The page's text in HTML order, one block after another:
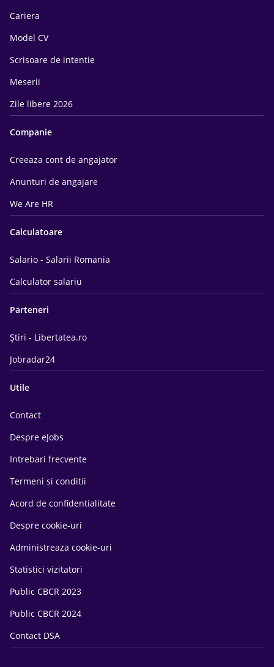
Cariera
Model CV
Scrisoare de intentie
Meserii
Zile libere 2026
Companie
Creeaza cont de angajator
Anunturi de angajare
We Are HR
Calculatoare
Salario - Salarii Romania
Calculator salariu
Parteneri
Știri - Libertatea.ro
Jobradar24
Utile
Contact
Despre eJobs
Intrebari frecvente
Termeni si conditii
Acord de confidentialitate
Despre cookie-uri
Administreaza cookie-uri
Statistici vizitatori
Public CBCR 2023
Public CBCR 2024
Contact DSA